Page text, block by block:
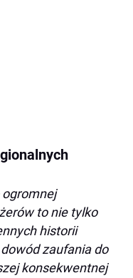
to nie tylko
historii
zaufania do
konsekwentnej